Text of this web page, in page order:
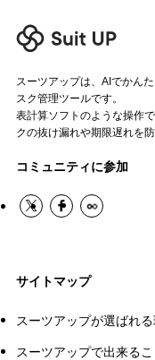
スーツアップは、AIでかん
スク管理ツールです。
表計算ソフトのような操作
クの抜け漏れや期限遅れを防
コミュニティに参加
サイトマップ
スーツアップが選ばれ
スーツアップで出来るこ